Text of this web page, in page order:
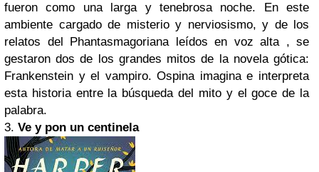
fueron como una larga y tenebrosa noche. En este
ambiente cargado de misterio y nerviosismo, y de los
relatos del Phantasmagoriana leídos en voz alta , se
gestaron dos de los grandes mitos de la novela gótica:
Frankenstein y el vampiro. Ospina imagina e interpreta
esta historia entre la búsqueda del mito y el goce de la
palabra.
3. Ve y pon un centinela